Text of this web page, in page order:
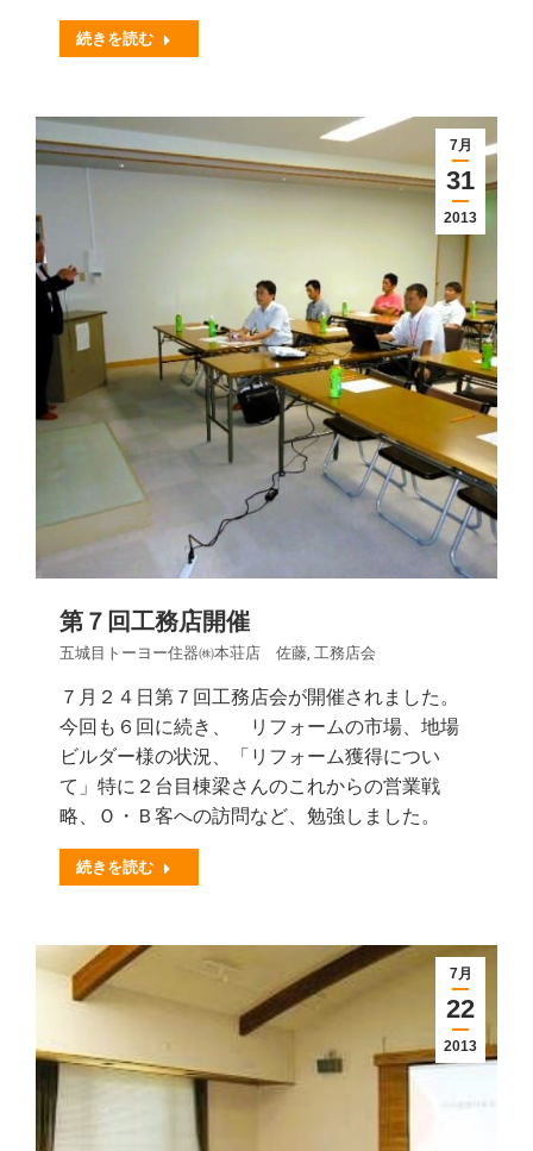
続きを読む
7月
31
2013
第７回工務店開催
五城目トーヨー住器㈱本荘店 佐藤, 工務店会
７月２４日第７回工務店会が開催されました。
今回も６回に続き、 リフォームの市場、地場
ビルダー様の状況、「リフォーム獲得につい
て」特に２台目棟梁さんのこれからの営業戦
略、Ｏ・Ｂ客への訪問など、勉強しました。
続きを読む
7月
22
2013